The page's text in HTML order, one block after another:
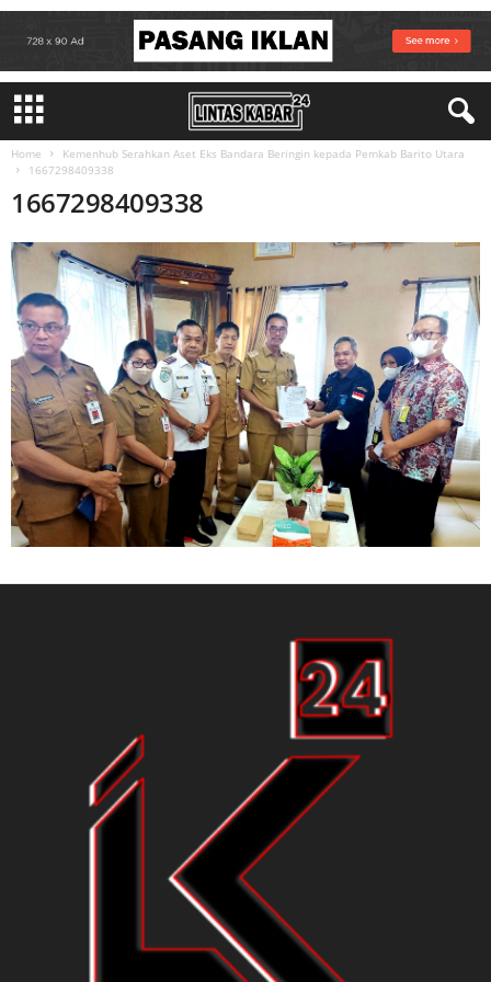
Home
Kemenhub Serahkan Aset Eks Bandara Beringin kepada Pemkab Barito Utara
1667298409338
1667298409338